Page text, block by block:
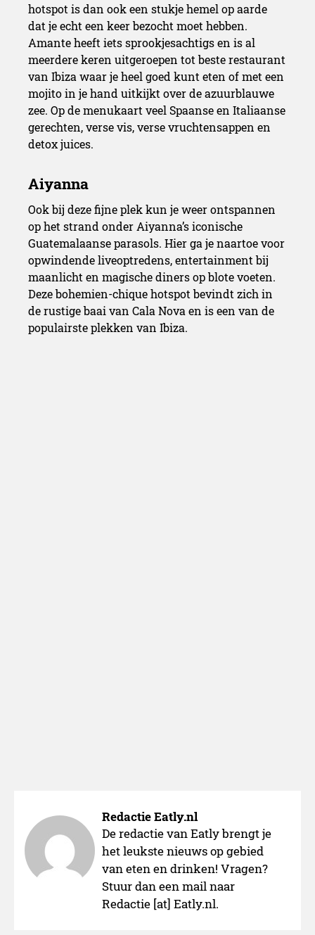
hotspot is dan ook een stukje hemel op aarde
dat je echt een keer bezocht moet hebben.
Amante heeft iets sprookjesachtigs en is al
meerdere keren uitgeroepen tot beste restaurant
van Ibiza waar je heel goed kunt eten of met een
mojito in je hand uitkijkt over de azuurblauwe
zee. Op de menukaart veel Spaanse en Italiaanse
gerechten, verse vis, verse vruchtensappen en
detox juices.
Ook bij deze fijne plek kun je weer ontspannen
op het strand onder Aiyanna’s iconische
Guatemalaanse parasols. Hier ga je naartoe voor
opwindende liveoptredens, entertainment bij
maanlicht en magische diners op blote voeten.
Deze bohemien-chique hotspot bevindt zich in
de rustige baai van Cala Nova en is een van de
populairste plekken van Ibiza.
Redactie Eatly.nl
De redactie van Eatly brengt je
het leukste nieuws op gebied
van eten en drinken! Vragen?
Stuur dan een mail naar
Redactie [at] Eatly.nl.